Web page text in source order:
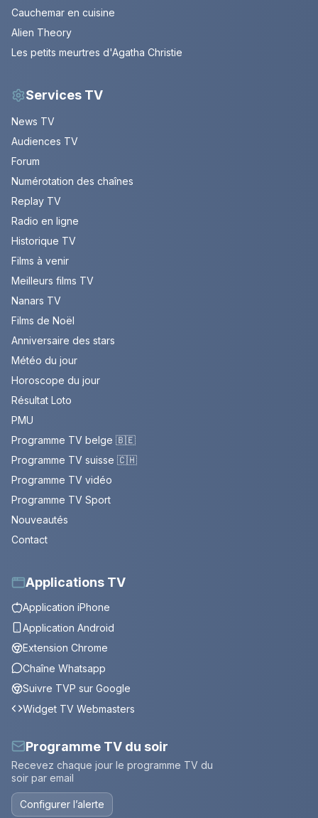
Cauchemar en cuisine
Alien Theory
Les petits meurtres d'Agatha Christie
Services TV
News TV
Audiences TV
Forum
Numérotation des chaînes
Replay TV
Radio en ligne
Historique TV
Films à venir
Meilleurs films TV
Nanars TV
Films de Noël
Anniversaire des stars
Météo du jour
Horoscope du jour
Résultat Loto
PMU
Programme TV belge 🇧🇪
Programme TV suisse 🇨🇭
Programme TV vidéo
Programme TV Sport
Nouveautés
Contact
Applications TV
Application iPhone
Application Android
Extension Chrome
Chaîne Whatsapp
Suivre TVP sur Google
Widget TV Webmasters
Programme TV du soir
Recevez chaque jour le programme TV du
soir par email
Configurer l’alerte